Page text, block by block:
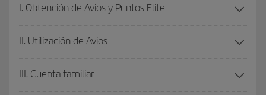
I. Obtención de Avios y Puntos Elite
II. Utilización de Avios
III. Cuenta familiar